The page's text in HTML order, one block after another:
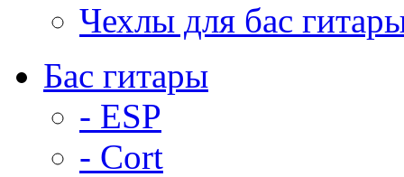
Чехлы для бас
Бас гитары
- ESP
- Cort